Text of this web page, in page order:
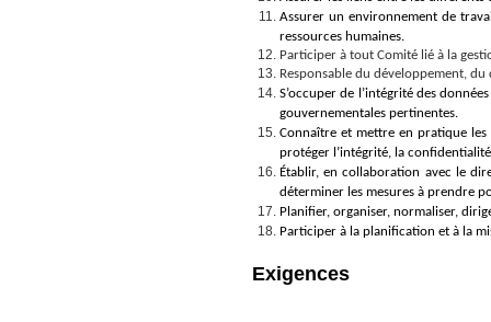
Assurer un environnement de
ressources humaines.
Participer à tout Comité lié à la
Responsable du développement,
S’occuper de l’intégrité des
gouvernementales pertinentes.
Connaître et mettre en pratique les
protéger l’intégrité, la
Établir, en collaboration avec le
déterminer les mesures à prendre
Planifier, organiser, normaliser,
Participer à la planification et à la
Exigences